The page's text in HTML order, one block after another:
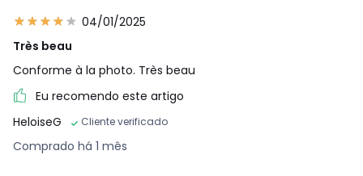
04/01/2025
Très beau
Conforme à la photo. Très beau
Eu recomendo este artigo
HeloiseG
Cliente verificado
Comprado há 1 mês